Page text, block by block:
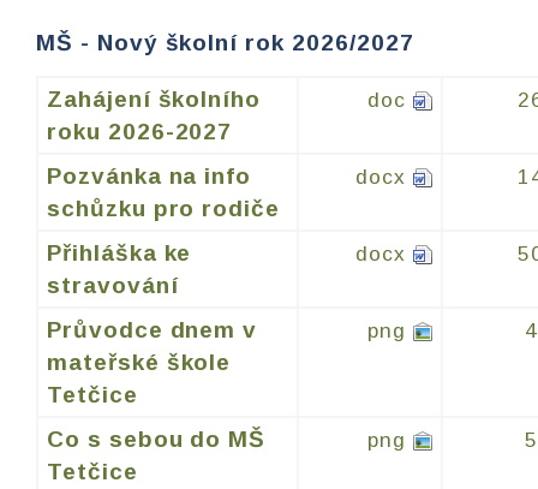
MŠ - Nový školní rok 2026/2027
Zahájení školního
roku 2026-2027
doc
Pozvánka na info
schůzku pro rodiče
docx
Přihláška ke
stravování
docx
Průvodce dnem v
mateřské škole
Tetčice
png
Co s sebou do MŠ
Tetčice
png